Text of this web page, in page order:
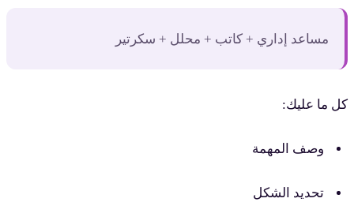
مساعد إداري + كاتب + محلل + سكرتير
كل ما عليك:
وصف المهمة
تحديد الشكل